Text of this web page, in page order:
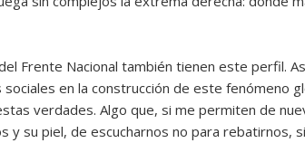
Frente Nacional también tienen este perfil.
en la construcción de este fenómeno
verdades. Algo que, si me permiten de
y su piel, de escucharnos no para rebatirnos,